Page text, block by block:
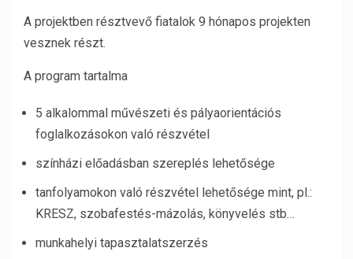
A projektben résztvevő fiatalok 9 hónapos projekten
vesznek részt.
A program tartalma
5 alkalommal művészeti és pályaorientációs
foglalkozásokon való részvétel
színházi előadásban szereplés lehetősége
tanfolyamokon való részvétel lehetősége mint, pl.:
KRESZ, szobafestés-mázolás, könyvelés stb…
munkahelyi tapasztalatszerzés